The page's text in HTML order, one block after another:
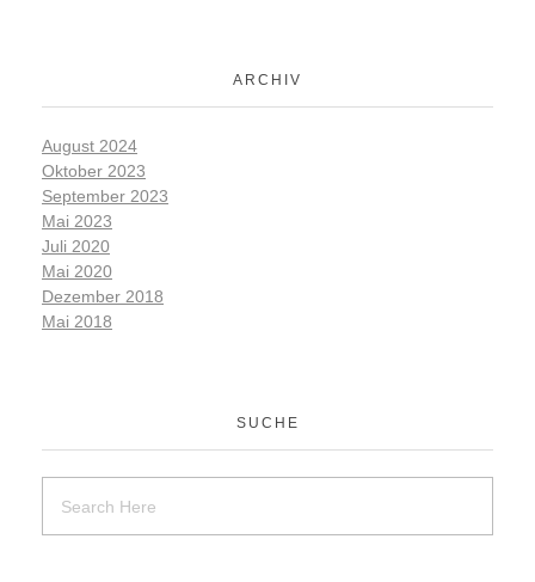
ARCHIV
August 2024
Oktober 2023
September 2023
Mai 2023
Juli 2020
Mai 2020
Dezember 2018
Mai 2018
SUCHE